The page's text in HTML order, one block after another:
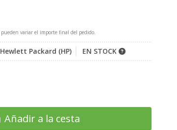
pueden variar el importe final del pedido.
Hewlett Packard (HP) EN STOCK
Añadir a la cesta